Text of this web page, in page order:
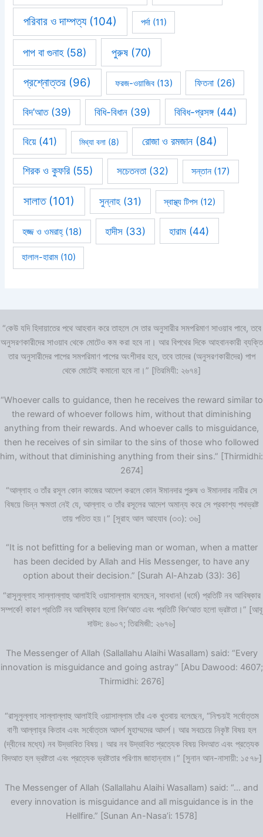
পরিবার ও দাম্পত্য(104) পর্দা(11)
পাপ বা গুনাহ(58) পুরুষ(70)
প্রশ্নোত্তর (96) ফরজ-ওয়াজিব(13) ফিতনা(26)
বিদ’আত(39) বিধি-বিধান (39) বিবিধ-প্রসঙ্গ(44)
বিয়ে(41) মিথ্যা বলা(8) রোজা ও রমজান (84)
শিরক ও কুফরি(55) সচেতনতা(32) সন্তান(17)
সালাত(101) সুন্নাহ (31) স্বাস্থ্য টিপস (12)
হজ্জ ও ওমরাহ্‌(18) হাদীস(33) হারাম (44)
হালাল-হারাম(10)
“কেউ যদি হিদায়াতের পথে আহবান করে তাহলে সে তার অনুসারীর সমপরিমাণ সাওয়াব পাবে, তবে
অনুসরণকারীদের সাওয়াব থেকে মোটেও কম করা হবে না। আর বিপথের দিকে আহবানকারী ব্যক্তি
তার অনুসারীদের পাপের সমপরিমাণ পাপের অংশীদার হবে, তবে তাদের (অনুসরণকারীদের) পাপ
থেকে মোটেই কমানো হবে না।” [তিরমিযী: ২৬৭৪]
“Whoever calls to guidance, then he receives the reward similar to
the reward of whoever follows him, without that diminishing
anything from their rewards. And whoever calls to misguidance,
then he receives of sin similar to the sins of those who followed
him, without that diminishing anything from their sins.” [Thirmidhi:
2674]
“আল্লাহ ও তাঁর রসূল কোন কাজের আদেশ করলে কোন ঈমানদার পুরুষ ও ঈমানদার নারীর সে
বিষয়ে ভিন্ন ক্ষমতা নেই যে, আল্লাহ ও তাঁর রসূলের আদেশ অমান্য করে সে প্রকাশ্য পথভ্রষ্ট
তায় পতিত হয়।” [সূরাহ আল আহযাব (৩৩): ৩৬]
“It is not befitting for a believing man or woman, when a matter
has been decided by Allah and His Messenger, to have any
option about their decision.” [Surah Al-Ahzab (33): 36]
“রাসূলুল্লাহ সাল্লাল্লাহু আলাইহি ওয়াসাল্লাম বলেছেন, সাবধান! (ধর্মে) প্রতিটি নব আবিষ্কার
সম্পর্কে! কারণ প্রতিটি নব আবিষ্কার হলো বিদ‘আত এবং প্রতিটি বিদ‘আত হলো ভ্রষ্টতা।” [আবূ
দাউদ: ৪৬০৭; তিরমিজী: ২৬৭৬]
The Messenger of Allah (Sallallahu Alaihi Wasallam) said: “Every
innovation is misguidance and going astray” [Abu Dawood: 4607;
Thirmidhi: 2676]
“রাসূলুল্লাহ সাল্লাল্লাহু আলাইহি ওয়াসাল্লাম তাঁর এক খুতবায় বলেছেন, “নিশ্চয়ই সর্বোত্তম
বাণী আল্লাহ্‌র কিতাব এবং সর্বোত্তম আদর্শ মুহাম্মদের আদর্শ। আর সবচেয়ে নিকৃষ্ট বিষয় হল
(দ্বীনের মধ্যে) নব উদ্ভাবিত বিষয়। আর নব উদ্ভাবিত প্রত্যেক বিষয় বিদআত এবং প্রত্যেক
বিদআত হল ভ্রষ্টতা এবং প্রত্যেক ভ্রষ্টতার পরিণাম জাহান্নাম।” [সুনান আন-নাসায়ী: ১৫৭৮]
The Messenger of Allah (Sallallahu Alaihi Wasallam) said: “… and
every innovation is misguidance and all misguidance is in the
Hellfire.” [Sunan An-Nasa’i: 1578]